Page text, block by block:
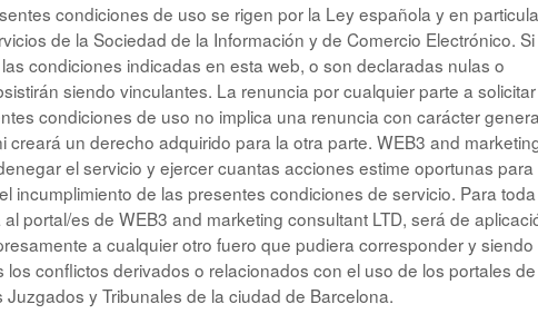
condiciones de uso se rigen por la Ley española y en
de la Sociedad de la Información y de Comercio Electrónico.
condiciones indicadas en esta web, o son declaradas nulas o
siendo vinculantes. La renuncia por cualquier parte a
condiciones de uso no implica una renuncia con carácter
un derecho adquirido para la otra parte. WEB3 and
el servicio y ejercer cuantas acciones estime oportunas para
incumplimiento de las presentes condiciones de servicio. Para toda
portal/es de WEB3 and marketing consultant LTD, será de
a cualquier otro fuero que pudiera corresponder y siendo
conflictos derivados o relacionados con el uso de los portales de
y Tribunales de la ciudad de Barcelona.